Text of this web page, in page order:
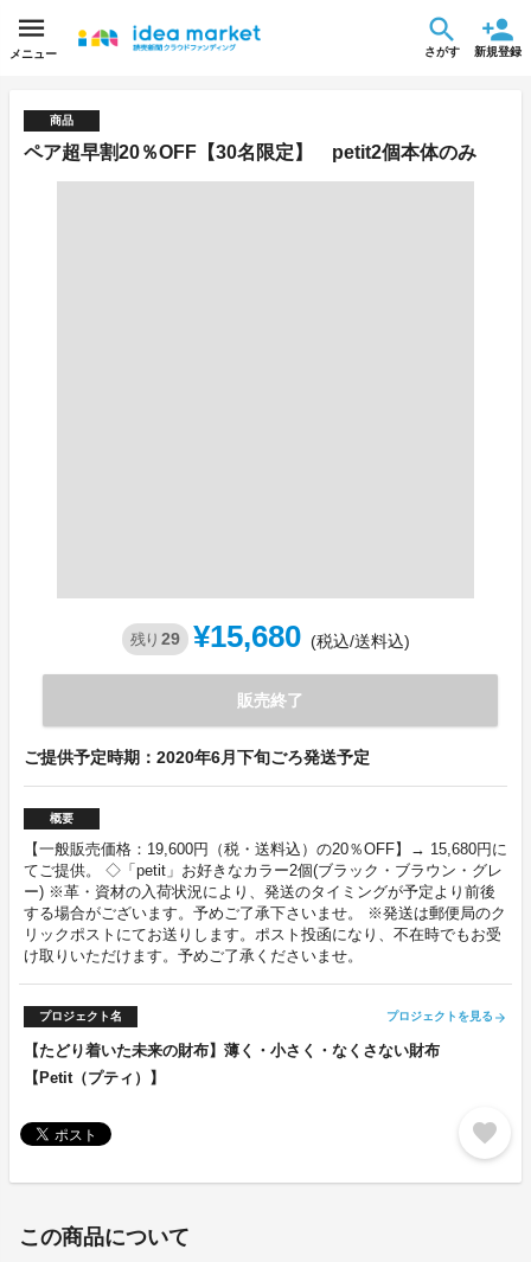
メニュー さがす 新規登録
商品
ペア超早割20％OFF【30名限定】 petit2個本体のみ
残り 29 ¥15,680 (税込/送料込)
販売終了
ご提供予定時期：2020年6月下旬ごろ発送予定
概要
【一般販売価格：19,600円（税・送料込）の20％OFF】→ 15,680円に
てご提供。 ◇「petit」お好きなカラー2個(ブラック・ブラウン・グレ
ー) ※革・資材の入荷状況により、発送のタイミングが予定より前後
する場合がございます。予めご了承下さいませ。 ※発送は郵便局のク
リックポストにてお送りします。ポスト投函になり、不在時でもお受
け取りいただけます。予めご了承くださいませ。
プロジェクト名 プロジェクトを見る arrow_forward
【たどり着いた未来の財布】薄く・小さく・なくさない財布
【Petit（プティ）】
favorite
この商品について